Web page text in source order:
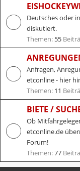
Deutsches oder
diskutiert.
Themen: 55
Anfragen,
etconline - hier
Themen: 11
BIETE /
Ob
etconline.de
Forum!
Themen:77